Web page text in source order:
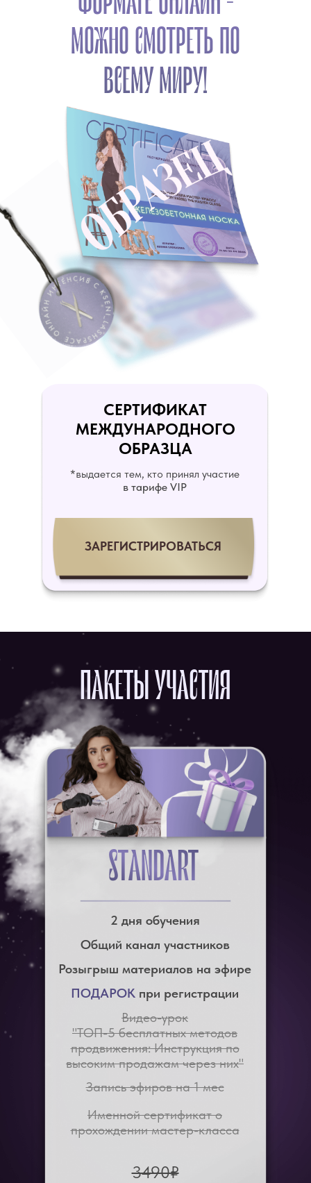
СЕРТИФИКАТ
МЕЖДУНАРОДНОГО
ОБРАЗЦА
*выдается тем, кто принял участие
в тарифе VIP
МОЖНО СМОТРЕТЬ ПО
ВСЕМУ МИРУ!
ЗАРЕГИСТРИРОВАТЬСЯ
ПАКЕТЫ УЧАСТИЯ
STANDART
2 дня обучения
Общий канал участников
Розыгрыш материалов на эфире
ПОДАРОК при регистрации
Видео-урок
"ТОП-5 бесплатных методов
продвижения: Инструкция по
высоким продажам через них"
Запись эфиров на 1 мес
Именной сертификат о
прохождении мастер-класса
3490₽